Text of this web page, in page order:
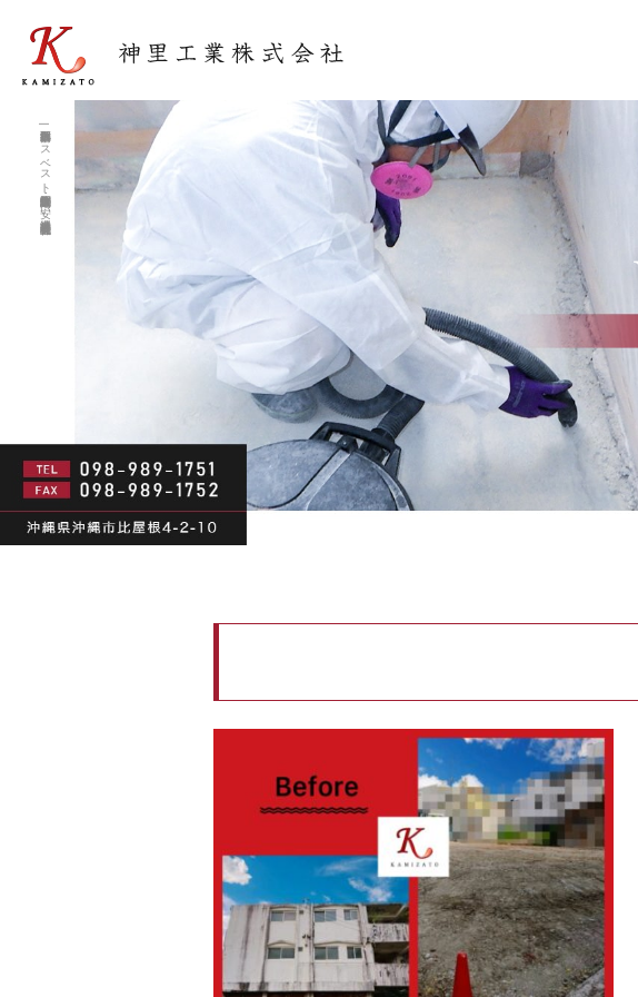
那覇市内解体工事|アスベスト除去調査・住宅解体工事が安い沖縄業者 神里工業株式会社